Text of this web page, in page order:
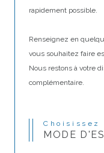
rapidement possible.
Renseignez en
vous souhaitez faire
Nous restons à votre
complémentaire.
MODE